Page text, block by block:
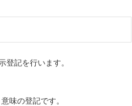
登記を行います。
味の登記です。